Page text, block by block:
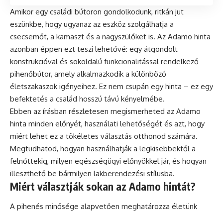
Amikor egy családi bútoron gondolkodunk, ritkán jut
eszünkbe, hogy ugyanaz az eszköz szolgálhatja a
csecsemőt, a kamaszt és a nagyszülőket is. Az Adamo hinta
azonban éppen ezt teszi lehetővé: egy átgondolt
konstrukcióval és sokoldalú funkcionalitással rendelkező
pihenőbútor, amely alkalmazkodik a különböző
életszakaszok igényeihez. Ez nem csupán egy hinta – ez egy
befektetés a család hosszú távú kényelmébe.
Ebben az írásban részletesen megismerheted az Adamo
hinta minden előnyét, használati lehetőségét és azt, hogy
miért lehet ez a tökéletes választás otthonod számára.
Megtudhatod, hogyan használhatják a legkisebbektől a
felnőttekig, milyen egészségügyi előnyökkel jár, és hogyan
illeszthető be bármilyen lakberendezési stílusba.
Miért választják sokan az Adamo hintát?
A pihenés minősége alapvetően meghatározza életünk